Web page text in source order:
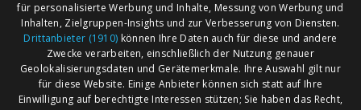
AGB Märkte nach Bundesländern
für personalisierte Werbung und Inhalte, Messung von Werbung und
Inhalten, Zielgruppen-Insights und zur Verbesserung von Diensten.
Drittanbieter (1910) können Ihre Daten auch für diese und andere
Zwecke verarbeiten, einschließlich der Nutzung genauer
Geolokalisierungsdaten und Gerätemerkmale. Ihre Auswahl gilt nur
für diese Website. Einige Anbieter können sich statt auf Ihre
Einwilligung auf berechtigte Interessen stützen; Sie haben das Recht,